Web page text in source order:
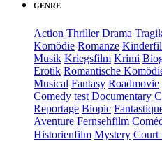
GENRE
Action Thriller Drama
Komödie Romanze
Musik Kriegsfilm Krimi
Erotik Romantische
Musical Fantasy Roadmovie
Comedy test Documentary
Reportage Biopic
Aventure Fernsehfilm
Historienfilm Mystery Court